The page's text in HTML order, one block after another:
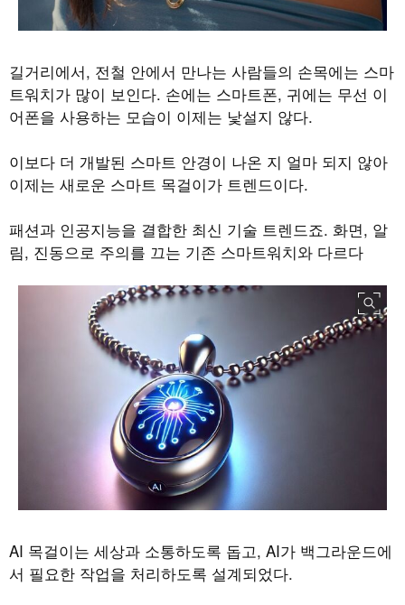
길거리에서, 전철 안에서 만나는 사람들의 손목에는 스마
트워치가 많이 보인다. 손에는 스마트폰, 귀에는 무선 이
어폰을 사용하는 모습이 이제는 낯설지 않다.
이보다 더 개발된 스마트 안경이 나온 지 얼마 되지 않아
이제는 새로운 스마트 목걸이가 트렌드이다.
패션과 인공지능을 결합한 최신 기술 트렌드죠. 화면, 알
림, 진동으로 주의를 끄는 기존 스마트워치와 다르다
AI 목걸이는 세상과 소통하도록 돕고, AI가 백그라운드에
서 필요한 작업을 처리하도록 설계되었다.